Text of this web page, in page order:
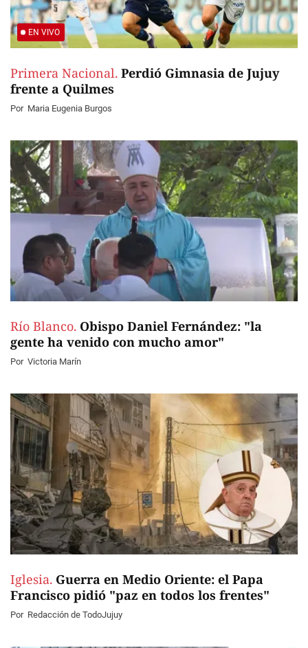
EN VIVO
Primera Nacional. Perdió Gimnasia de Jujuy
frente a Quilmes
Por Maria Eugenia Burgos
Río Blanco. Obispo Daniel Fernández: "la
gente ha venido con mucho amor"
Por Victoria Marín
Iglesia. Guerra en Medio Oriente: el Papa
Francisco pidió "paz en todos los frentes"
Por Redacción de TodoJujuy